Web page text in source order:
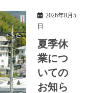
2026年8月5
日
夏季休
業につ
いての
お知ら